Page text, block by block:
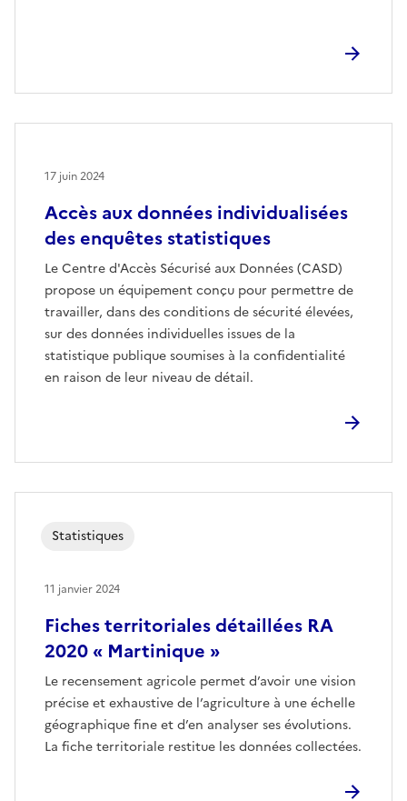
Accès aux données individualisées
des enquêtes statistiques
Le Centre d'Accès Sécurisé aux Données (CASD)
propose un équipement conçu pour permettre de
travailler, dans des conditions de sécurité élevées,
sur des données individuelles issues de la
statistique publique soumises à la confidentialité
en raison de leur niveau de détail.
17 juin 2024
Fiches territoriales détaillées RA
2020 « Martinique »
Le recensement agricole permet d’avoir une vision
précise et exhaustive de l’agriculture à une échelle
géographique fine et d’en analyser ses évolutions.
La fiche territoriale restitue les données collectées.
Statistiques
11 janvier 2024